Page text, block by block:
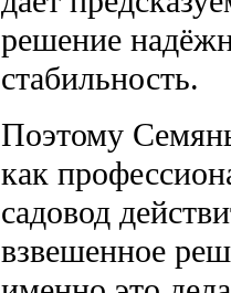
решение
стабильность.
Поэтому
как
садовод
взвешенное